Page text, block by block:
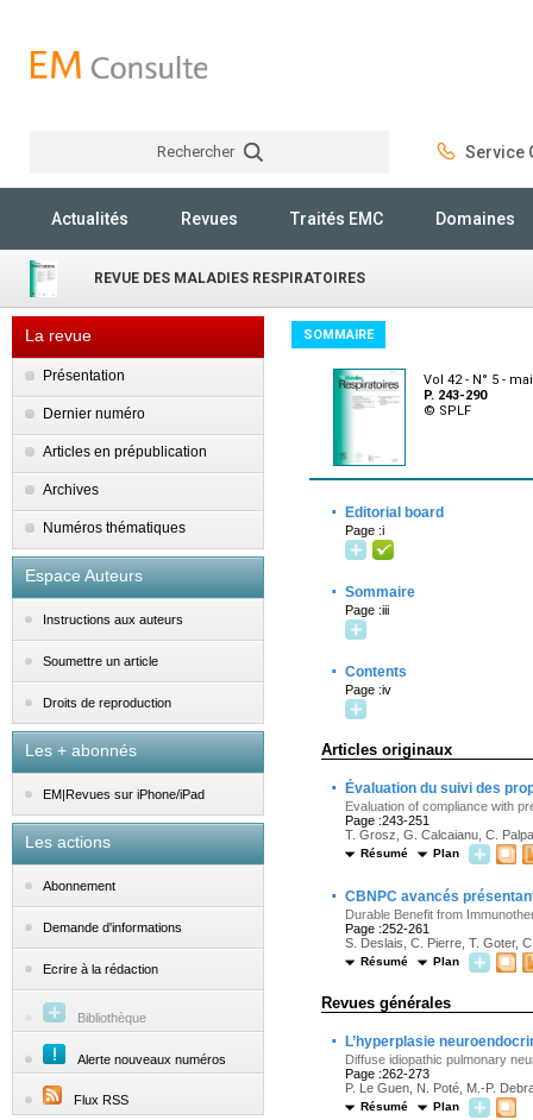
Rechercher Service
Actualités Revues Traités EMC Domaines
REVUE DES MALADIES RESPIRATOIRES
La revue
Présentation
Dernier numéro
Articles en prépublication
Archives
Numéros thématiques
Espace Auteurs
Instructions aux auteurs
Soumettre un article
Droits de reproduction
Les + abonnés
EM|Revues sur iPhone/iPad
Les actions
Abonnement
Demande d'informations
Ecrire à la rédaction
Bibliothèque
Alerte nouveaux numéros
Flux RSS
SOMMAIRE
Vol 42 - N° 5 -
P. 243-290
© SPLF
· Editorial board
Page :i
· Sommaire
Page :iii
· Contents
Page :iv
Articles originaux
· Évaluation du suivi des
Evaluation of compliance with
Page :243-251
T. Grosz, G. Calcaianu, C.
Résumé Plan
· CBNPC avancés
Durable Benefit from
Page :252-261
S. Deslais, C. Pierre, T. Goter,
Résumé Plan
Revues générales
· L’hyperplasie
Diffuse idiopathic pulmonary
Page :262-273
P. Le Guen, N. Poté, M.-P.
Résumé Plan